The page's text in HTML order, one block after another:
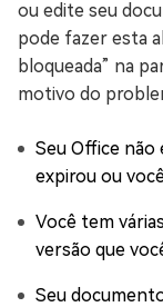
ou edite seu
pode fazer esta
bloqueada” na
motivo do
Seu Office não
expirou ou
Você tem
versão que
Seu